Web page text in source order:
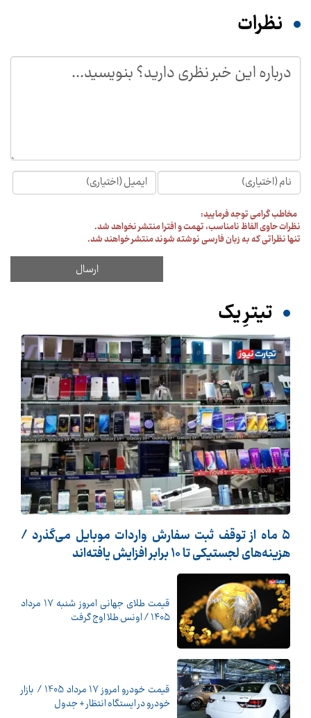
نظرات
مخاطب گرامی توجه فرمایید:
نظرات حاوی الفاظ نامناسب، تهمت و افترا منتشر نخواهد شد.
تنها نظراتی که به زبان فارسی نوشته شوند منتشر خواهند شد.
تیترِ یک
5 ماه از توقف ثبت سفارش واردات موبایل می‌گذرد /
هزینه‌های لجستیکی تا 10 برابر افزایش یافته‌اند
قیمت طلای جهانی امروز شنبه ۱۷ مرداد
۱۴۰۵ / اونس طلا اوج گرفت
قیمت خودرو امروز 17 مرداد 1405 / بازار
خودرو در ایستگاه انتظار + جدول